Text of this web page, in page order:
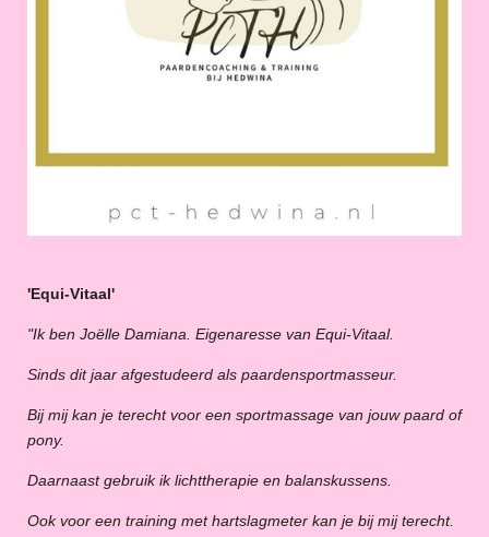
'Equi-Vitaal'
"Ik ben Joëlle Damiana. Eigenaresse van Equi-Vitaal.
Sinds dit jaar afgestudeerd als paardensportmasseur.
Bij mij kan je terecht voor een sportmassage van jouw paard of
pony.
Daarnaast gebruik ik lichttherapie en balanskussens.
Ook voor een training met hartslagmeter kan je bij mij terecht.